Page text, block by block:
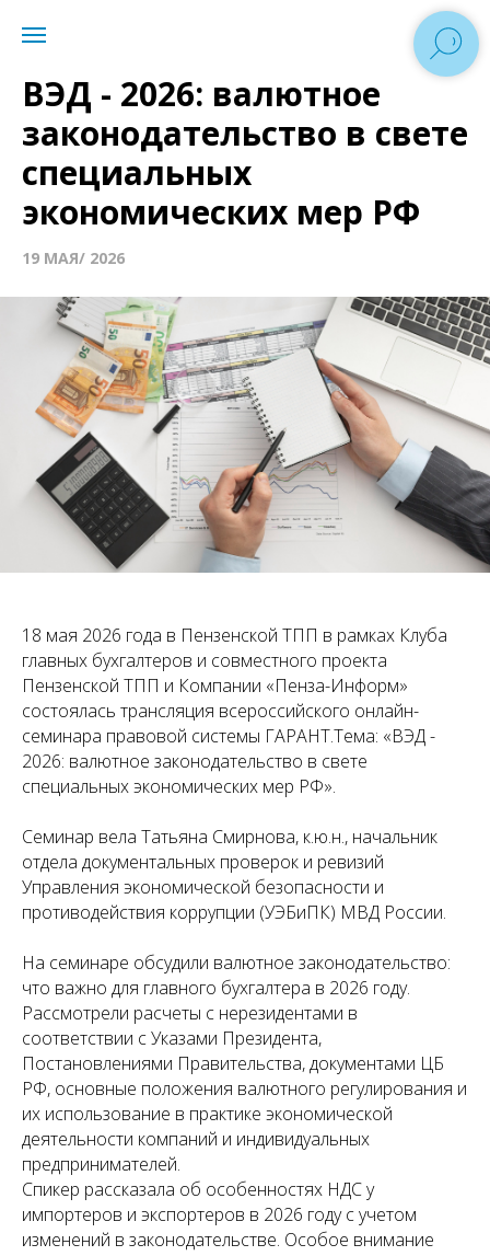
ВЭД - 2026: валютное
законодательство в свете
специальных
экономических мер РФ
19 МАЯ/ 2026
18 мая 2026 года в Пензенской ТПП в рамках Клуба
главных бухгалтеров и совместного проекта
Пензенской ТПП и Компании «Пенза-Информ»
состоялась трансляция всероссийского онлайн-
семинара правовой системы ГАРАНТ.Тема: «ВЭД -
2026: валютное законодательство в свете
специальных экономических мер РФ».
Семинар вела Татьяна Смирнова, к.ю.н., начальник
отдела документальных проверок и ревизий
Управления экономической безопасности и
противодействия коррупции (УЭБиПК) МВД России.
На семинаре обсудили валютное законодательство:
что важно для главного бухгалтера в 2026 году.
Рассмотрели расчеты с нерезидентами в
соответствии с Указами Президента,
Постановлениями Правительства, документами ЦБ
РФ, основные положения валютного регулирования и
их использование в практике экономической
деятельности компаний и индивидуальных
предпринимателей.
Спикер рассказала об особенностях НДС у
импортеров и экспортеров в 2026 году с учетом
изменений в законодательстве. Особое внимание